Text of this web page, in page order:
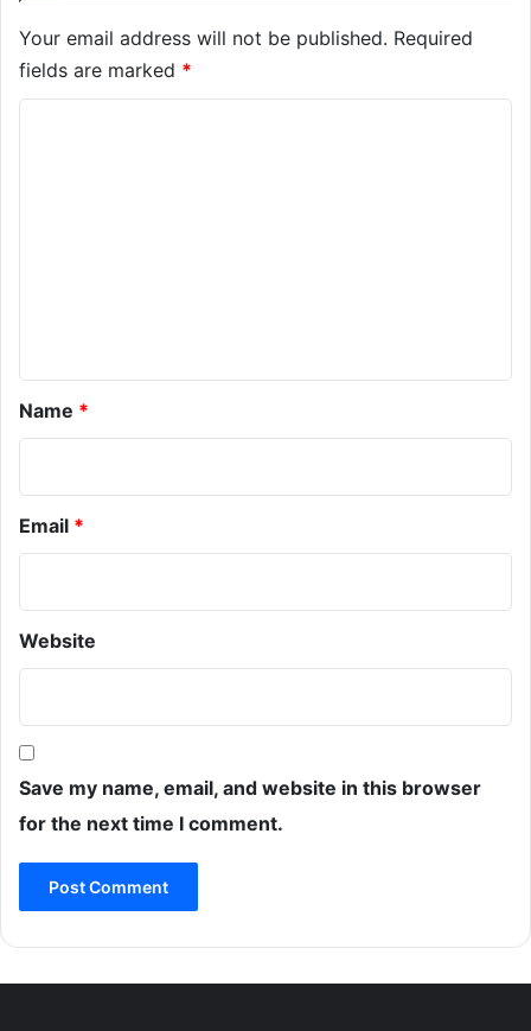
Your email address will not be published. Required
fields are marked *
Name *
Email *
Website
Save my name, email, and website in this browser
for the next time I comment.